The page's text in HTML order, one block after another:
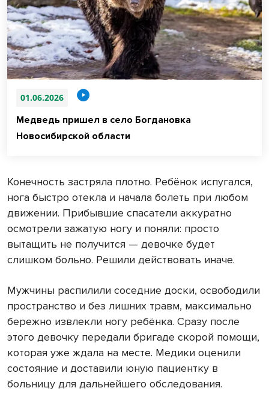
01.06.2026
Медведь пришел в село Богдановка
Новосибирской области
Конечность застряла плотно. Ребёнок испугался,
нога быстро отекла и начала болеть при любом
движении. Прибывшие спасатели аккуратно
осмотрели зажатую ногу и поняли: просто
вытащить не получится — девочке будет
слишком больно. Решили действовать иначе.
Мужчины распилили соседние доски, освободили
пространство и без лишних травм, максимально
бережно извлекли ногу ребёнка. Сразу после
этого девочку передали бригаде скорой помощи,
которая уже ждала на месте. Медики оценили
состояние и доставили юную пациентку в
больницу для дальнейшего обследования.